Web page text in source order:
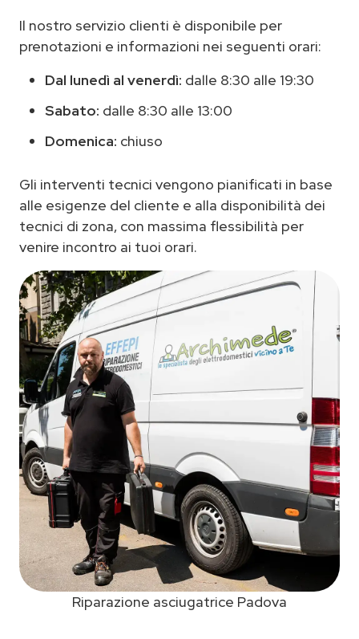
Il nostro servizio clienti è disponibile per
prenotazioni e informazioni nei seguenti orari:
Dal lunedì al venerdì: dalle 8:30 alle 19:30
Sabato: dalle 8:30 alle 13:00
Domenica: chiuso
Gli interventi tecnici vengono pianificati in base
alle esigenze del cliente e alla disponibilità dei
tecnici di zona, con massima flessibilità per
venire incontro ai tuoi orari.
Riparazione asciugatrice Padova